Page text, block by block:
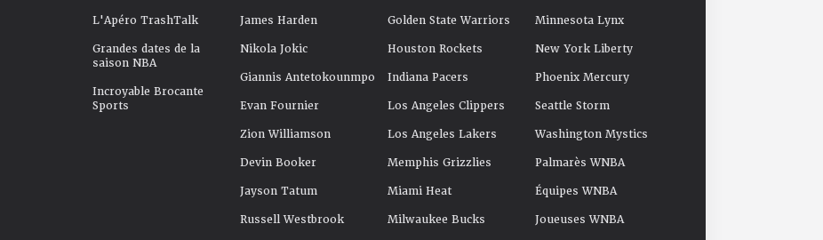
L'Apéro TrashTalk
Grandes dates de la
saison NBA
Incroyable Brocante
Sports
James Harden
Nikola Jokic
Giannis Antetokounmpo
Evan Fournier
Zion Williamson
Devin Booker
Jayson Tatum
Russell Westbrook
Golden State Warriors
Houston Rockets
Indiana Pacers
Los Angeles Clippers
Los Angeles Lakers
Memphis Grizzlies
Miami Heat
Milwaukee Bucks
Minnesota Lynx
New York Liberty
Phoenix Mercury
Seattle Storm
Washington Mystics
Palmarès WNBA
Équipes WNBA
Joueuses WNBA